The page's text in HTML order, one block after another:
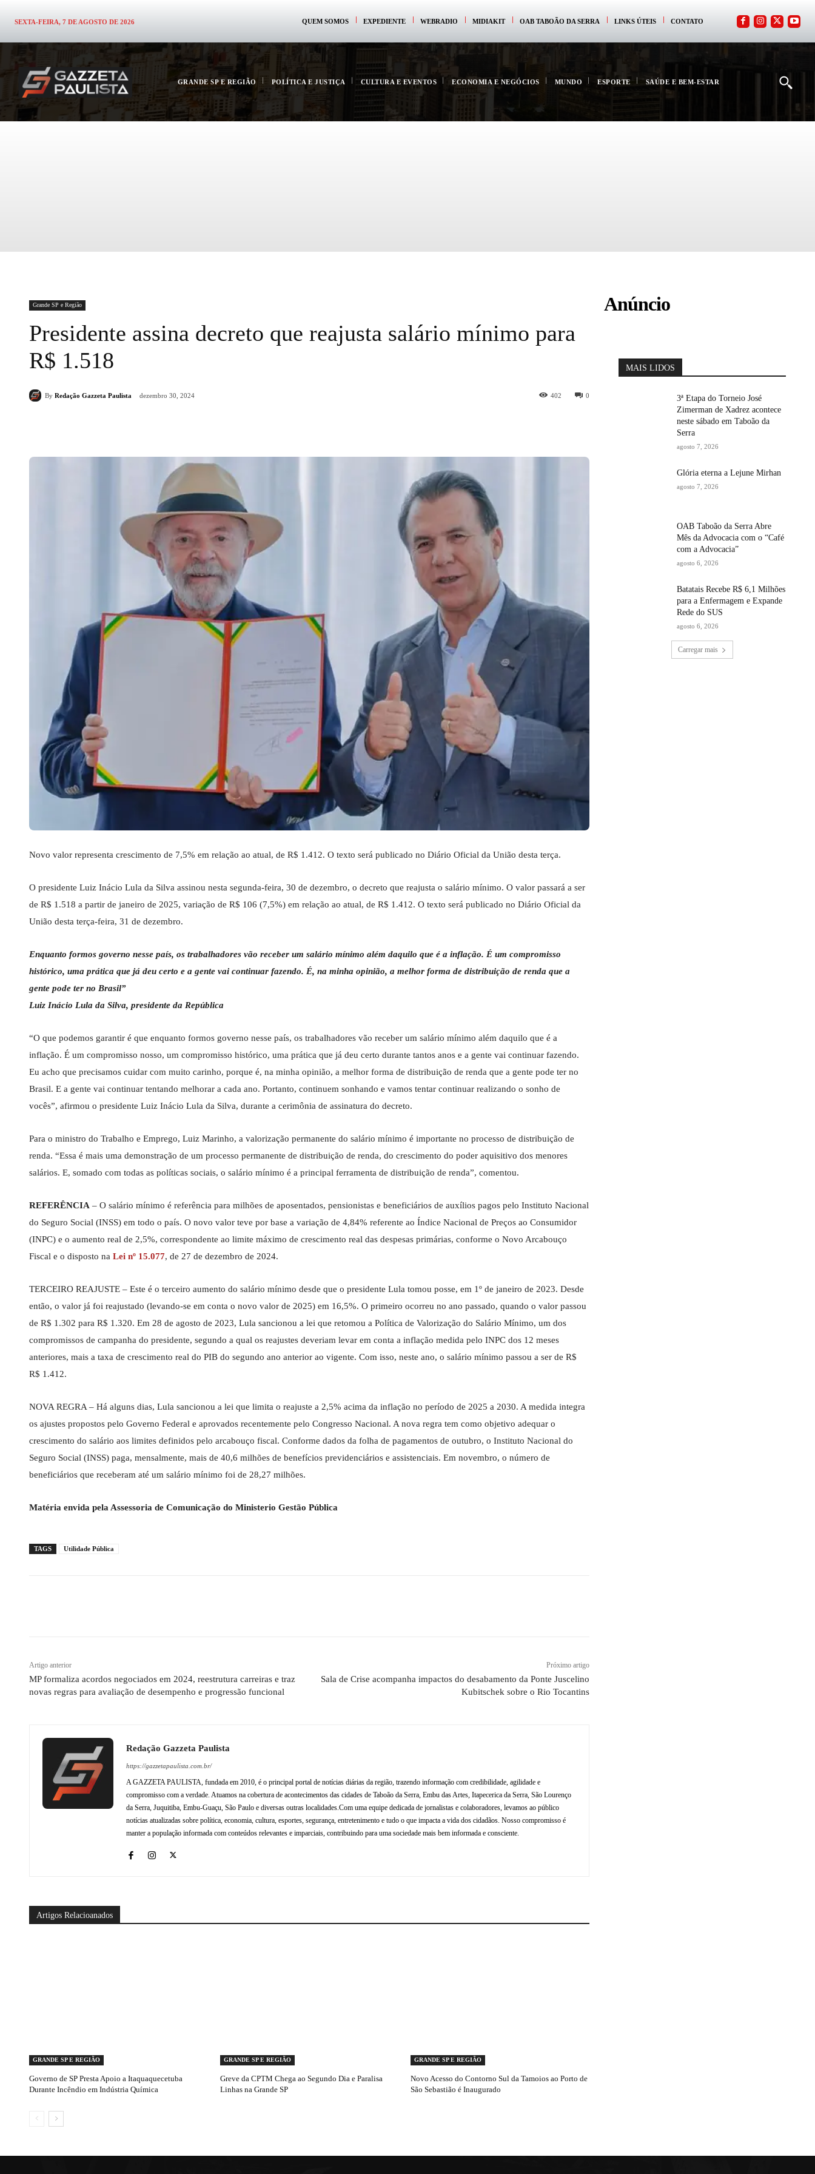
SEXTA-FEIRA, 7 DE AGOSTO DE 2026 QUEM SOMOS EXPEDIENTE WEBRADIO MIDIAKIT OAB TABOÃO DA SERRA LINKS ÚTEIS CONTATO
GRANDE SP E REGIÃO POLÍTICA E JUSTIÇA CULTURA E EVENTOS ECONOMIA E NEGÓCIOS MUNDO ESPORTE SAÚDE E BEM-ESTAR
Grande SP e Região
Presidente assina decreto que reajusta salário mínimo para
R$ 1.518
By Redação Gazzeta Paulista dezembro 30, 2024 0
402
Novo valor representa crescimento de 7,5% em relação ao atual, de R$ 1.412. O texto será publicado no Diário Oficial da União desta terça.
O presidente Luiz Inácio Lula da Silva assinou nesta segunda-feira, 30 de dezembro, o decreto que reajusta o salário mínimo. O valor passará a ser
de R$ 1.518 a partir de janeiro de 2025, variação de R$ 106 (7,5%) em relação ao atual, de R$ 1.412. O texto será publicado no Diário Oficial da
União desta terça-feira, 31 de dezembro.
Enquanto formos governo nesse país, os trabalhadores vão receber um salário mínimo além daquilo que é a inflação. É um compromisso
histórico, uma prática que já deu certo e a gente vai continuar fazendo. É, na minha opinião, a melhor forma de distribuição de renda que a
gente pode ter no Brasil”
Luiz Inácio Lula da Silva, presidente da República
“O que podemos garantir é que enquanto formos governo nesse país, os trabalhadores vão receber um salário mínimo além daquilo que é a
inflação. É um compromisso nosso, um compromisso histórico, uma prática que já deu certo durante tantos anos e a gente vai continuar fazendo.
Eu acho que precisamos cuidar com muito carinho, porque é, na minha opinião, a melhor forma de distribuição de renda que a gente pode ter no
Brasil. E a gente vai continuar tentando melhorar a cada ano. Portanto, continuem sonhando e vamos tentar continuar realizando o sonho de
vocês”, afirmou o presidente Luiz Inácio Lula da Silva, durante a cerimônia de assinatura do decreto.
Para o ministro do Trabalho e Emprego, Luiz Marinho, a valorização permanente do salário mínimo é importante no processo de distribuição de
renda. “Essa é mais uma demonstração de um processo permanente de distribuição de renda, do crescimento do poder aquisitivo dos menores
salários. E, somado com todas as políticas sociais, o salário mínimo é a principal ferramenta de distribuição de renda”, comentou.
REFERÊNCIA – O salário mínimo é referência para milhões de aposentados, pensionistas e beneficiários de auxílios pagos pelo Instituto Nacional
do Seguro Social (INSS) em todo o país. O novo valor teve por base a variação de 4,84% referente ao Índice Nacional de Preços ao Consumidor
(INPC) e o aumento real de 2,5%, correspondente ao limite máximo de crescimento real das despesas primárias, conforme o Novo Arcabouço
Fiscal e o disposto na Lei nº 15.077, de 27 de dezembro de 2024.
TERCEIRO REAJUSTE – Este é o terceiro aumento do salário mínimo desde que o presidente Lula tomou posse, em 1º de janeiro de 2023. Desde
então, o valor já foi reajustado (levando-se em conta o novo valor de 2025) em 16,5%. O primeiro ocorreu no ano passado, quando o valor passou
de R$ 1.302 para R$ 1.320. Em 28 de agosto de 2023, Lula sancionou a lei que retomou a Política de Valorização do Salário Mínimo, um dos
compromissos de campanha do presidente, segundo a qual os reajustes deveriam levar em conta a inflação medida pelo INPC dos 12 meses
anteriores, mais a taxa de crescimento real do PIB do segundo ano anterior ao vigente. Com isso, neste ano, o salário mínimo passou a ser de R$
R$ 1.412.
NOVA REGRA – Há alguns dias, Lula sancionou a lei que limita o reajuste a 2,5% acima da inflação no período de 2025 a 2030. A medida integra
os ajustes propostos pelo Governo Federal e aprovados recentemente pelo Congresso Nacional. A nova regra tem como objetivo adequar o
crescimento do salário aos limites definidos pelo arcabouço fiscal. Conforme dados da folha de pagamentos de outubro, o Instituto Nacional do
Seguro Social (INSS) paga, mensalmente, mais de 40,6 milhões de benefícios previdenciários e assistenciais. Em novembro, o número de
beneficiários que receberam até um salário mínimo foi de 28,27 milhões.
Matéria envida pela Assessoria de Comunicação do Ministerio Gestão Pública
TAGS Utilidade Pública
Artigo anterior
MP formaliza acordos negociados em 2024, reestrutura carreiras e traz
novas regras para avaliação de desempenho e progressão funcional
Próximo artigo
Sala de Crise acompanha impactos do desabamento da Ponte Juscelino
Kubitschek sobre o Rio Tocantins
Redação Gazzeta Paulista
https://gazzetapaulista.com.br/
A GAZZETA PAULISTA, fundada em 2010, é o principal portal de notícias diárias da região, trazendo informação com credibilidade, agilidade e
compromisso com a verdade. Atuamos na cobertura de acontecimentos das cidades de Taboão da Serra, Embu das Artes, Itapecerica da Serra, São Lourenço
da Serra, Juquitiba, Embu-Guaçu, São Paulo e diversas outras localidades.Com uma equipe dedicada de jornalistas e colaboradores, levamos ao público
notícias atualizadas sobre política, economia, cultura, esportes, segurança, entretenimento e tudo o que impacta a vida dos cidadãos. Nosso compromisso é
manter a população informada com conteúdos relevantes e imparciais, contribuindo para uma sociedade mais bem informada e consciente.
Artigos Relacioanados
GRANDE SP E REGIÃO
Governo de SP Presta Apoio a Itaquaquecetuba
Durante Incêndio em Indústria Química
GRANDE SP E REGIÃO
Greve da CPTM Chega ao Segundo Dia e Paralisa
Linhas na Grande SP
GRANDE SP E REGIÃO
Novo Acesso do Contorno Sul da Tamoios ao Porto de
São Sebastião é Inaugurado
Anúncio
MAIS LIDOS
3ª Etapa do Torneio José
Zimerman de Xadrez acontece
neste sábado em Taboão da
Serra
agosto 7, 2026
Glória eterna a Lejune Mirhan
agosto 7, 2026
OAB Taboão da Serra Abre
Mês da Advocacia com o “Café
com a Advocacia”
agosto 6, 2026
Batatais Recebe R$ 6,1 Milhões
para a Enfermagem e Expande
Rede do SUS
agosto 6, 2026
Carregar mais